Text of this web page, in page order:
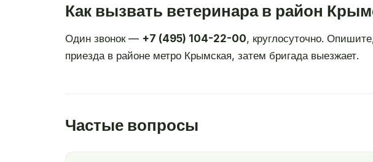
Как вызвать ветеринара в район
Один звонок — +7 (495) 104-22-00, круглосуточно.
приезда в районе метро Крымская, затем бригада выезжает.
Частые вопросы